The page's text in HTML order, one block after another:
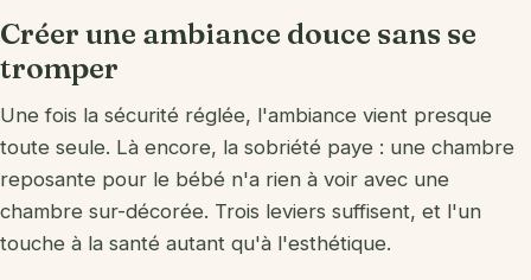
Créer une ambiance douce sans se
tromper
Une fois la sécurité réglée, l'ambiance vient presque
toute seule. Là encore, la sobriété paye : une chambre
reposante pour le bébé n'a rien à voir avec une
chambre sur-décorée. Trois leviers suffisent, et l'un
touche à la santé autant qu'à l'esthétique.